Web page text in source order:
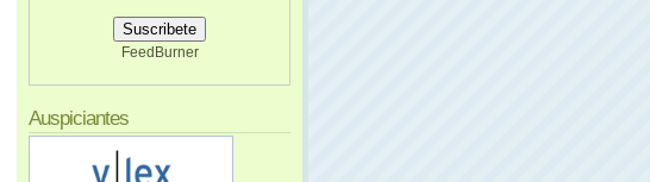
FeedBurner
Auspiciantes